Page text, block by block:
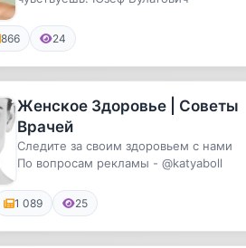
866 24
Женское Здоровье | Советы
Врачей
Следите за своим здоровьем с нами
По вопросам рекламы - @katyaboll
1 089 25